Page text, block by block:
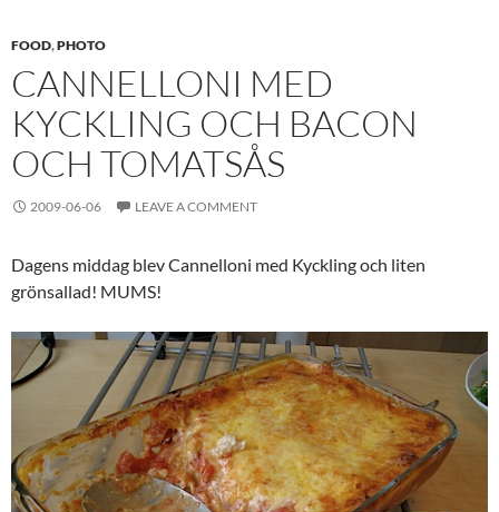
FOOD,PHOTO
CANNELLONI MED
KYCKLING OCH BACON
OCH TOMATSÅS
2009-06-06 LEAVE A COMMENT
Dagens middag blev Cannelloni med Kyckling och liten
grönsallad! MUMS!